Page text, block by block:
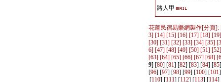
路人甲
花蓮民宿易樂網製作[分頁]:
3] [14] [15] [16] [17] [18] [19
[30] [31] [32] [33] [34] [35] [
6] [47] [48] [49] [50] [51] [52
[63] [64] [65] [66] [67] [68] [
9] [80] [81] [82] [83] [84] [85
[96] [97] [98] [99] [100] [101
[110] [111] [112] [113] [114]